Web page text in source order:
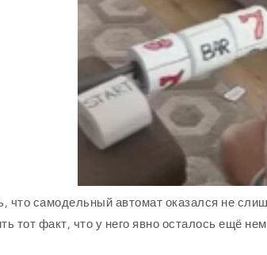
что самодельный автомат оказался не
тот факт, что у него явно осталось ещё